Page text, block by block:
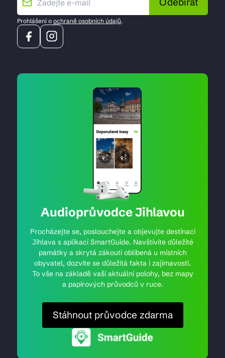
Prohlášení o ochraně osobních údajů.
Audioprůvodce Jihlavou
Procházejte se, poslouchejte a objevujte destinaci
Jihlava s aplikací SmartGuide. Navštívíte důležité
památky a skrytá zákoutí oblíbená u místních
obyvatel, dozvíte se důležitá fakta i zajímavosti.
To vše na základě vaší aktuální polohy, bez mapy
a papírových průvodců v ruce.
Stáhnout průvodce zdarma